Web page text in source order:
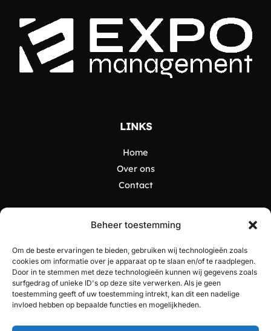
Beheer toestemming
Om de beste ervaringen te bieden, gebruiken wij technologieën zoals
cookies om informatie over je apparaat op te slaan en/of te raadplegen.
Door in te stemmen met deze technologieën kunnen wij gegevens zoals
surfgedrag of unieke ID's op deze site verwerken. Als je geen
toestemming geeft of uw toestemming intrekt, kan dit een nadelige
invloed hebben op bepaalde functies en mogelijkheden.
LINKS
Home
Over ons
Contact
CATEGORIEËN
Algemeen
Creatief ondernemen
Evenementen en Beurzen
Finance
Marketing en Branding
Technologie en Innovaties